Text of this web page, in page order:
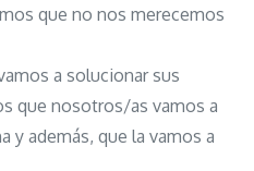
que no nos merecemos
a solucionar sus
que nosotros/as vamos a
y además, que la vamos a